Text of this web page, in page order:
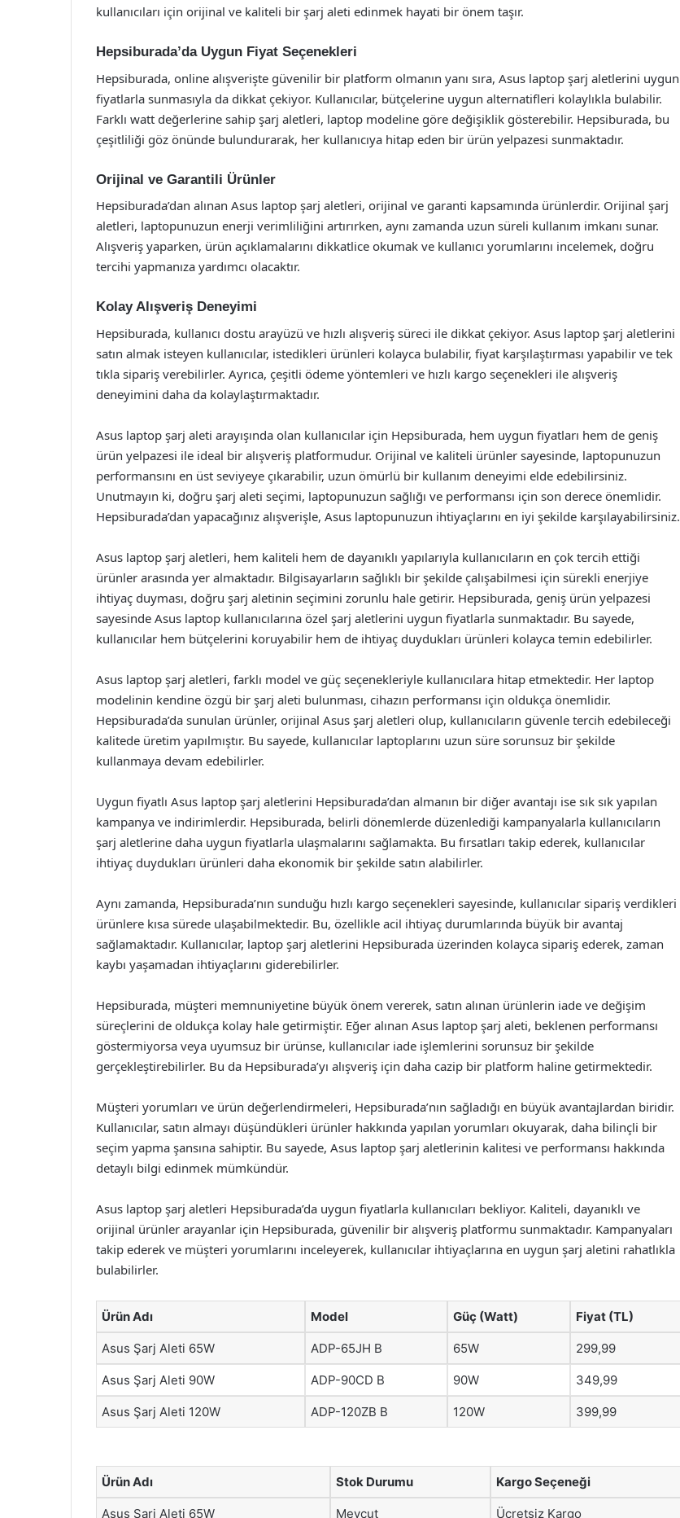
kullanıcıları için orijinal ve kaliteli bir şarj aleti edinmek hayati bir önem taşır.
Hepsiburada’da Uygun Fiyat Seçenekleri
Hepsiburada, online alışverişte güvenilir bir platform olmanın yanı sıra, Asus laptop şarj aletlerini uygun
fiyatlarla sunmasıyla da dikkat çekiyor. Kullanıcılar, bütçelerine uygun alternatifleri kolaylıkla bulabilir.
Farklı watt değerlerine sahip şarj aletleri, laptop modeline göre değişiklik gösterebilir. Hepsiburada, bu
çeşitliliği göz önünde bulundurarak, her kullanıcıya hitap eden bir ürün yelpazesi sunmaktadır.
Orijinal ve Garantili Ürünler
Hepsiburada’dan alınan Asus laptop şarj aletleri, orijinal ve garanti kapsamında ürünlerdir. Orijinal şarj
aletleri, laptopunuzun enerji verimliliğini artırırken, aynı zamanda uzun süreli kullanım imkanı sunar.
Alışveriş yaparken, ürün açıklamalarını dikkatlice okumak ve kullanıcı yorumlarını incelemek, doğru
tercihi yapmanıza yardımcı olacaktır.
Kolay Alışveriş Deneyimi
Hepsiburada, kullanıcı dostu arayüzü ve hızlı alışveriş süreci ile dikkat çekiyor. Asus laptop şarj aletlerini
satın almak isteyen kullanıcılar, istedikleri ürünleri kolayca bulabilir, fiyat karşılaştırması yapabilir ve tek
tıkla sipariş verebilirler. Ayrıca, çeşitli ödeme yöntemleri ve hızlı kargo seçenekleri ile alışveriş
deneyimini daha da kolaylaştırmaktadır.
Asus laptop şarj aleti arayışında olan kullanıcılar için Hepsiburada, hem uygun fiyatları hem de geniş
ürün yelpazesi ile ideal bir alışveriş platformudur. Orijinal ve kaliteli ürünler sayesinde, laptopunuzun
performansını en üst seviyeye çıkarabilir, uzun ömürlü bir kullanım deneyimi elde edebilirsiniz.
Unutmayın ki, doğru şarj aleti seçimi, laptopunuzun sağlığı ve performansı için son derece önemlidir.
Hepsiburada’dan yapacağınız alışverişle, Asus laptopunuzun ihtiyaçlarını en iyi şekilde karşılayabilirsiniz.
Asus laptop şarj aletleri, hem kaliteli hem de dayanıklı yapılarıyla kullanıcıların en çok tercih ettiği
ürünler arasında yer almaktadır. Bilgisayarların sağlıklı bir şekilde çalışabilmesi için sürekli enerjiye
ihtiyaç duyması, doğru şarj aletinin seçimini zorunlu hale getirir. Hepsiburada, geniş ürün yelpazesi
sayesinde Asus laptop kullanıcılarına özel şarj aletlerini uygun fiyatlarla sunmaktadır. Bu sayede,
kullanıcılar hem bütçelerini koruyabilir hem de ihtiyaç duydukları ürünleri kolayca temin edebilirler.
Asus laptop şarj aletleri, farklı model ve güç seçenekleriyle kullanıcılara hitap etmektedir. Her laptop
modelinin kendine özgü bir şarj aleti bulunması, cihazın performansı için oldukça önemlidir.
Hepsiburada’da sunulan ürünler, orijinal Asus şarj aletleri olup, kullanıcıların güvenle tercih edebileceği
kalitede üretim yapılmıştır. Bu sayede, kullanıcılar laptoplarını uzun süre sorunsuz bir şekilde
kullanmaya devam edebilirler.
Uygun fiyatlı Asus laptop şarj aletlerini Hepsiburada’dan almanın bir diğer avantajı ise sık sık yapılan
kampanya ve indirimlerdir. Hepsiburada, belirli dönemlerde düzenlediği kampanyalarla kullanıcıların
şarj aletlerine daha uygun fiyatlarla ulaşmalarını sağlamakta. Bu fırsatları takip ederek, kullanıcılar
ihtiyaç duydukları ürünleri daha ekonomik bir şekilde satın alabilirler.
Aynı zamanda, Hepsiburada’nın sunduğu hızlı kargo seçenekleri sayesinde, kullanıcılar sipariş verdikleri
ürünlere kısa sürede ulaşabilmektedir. Bu, özellikle acil ihtiyaç durumlarında büyük bir avantaj
sağlamaktadır. Kullanıcılar, laptop şarj aletlerini Hepsiburada üzerinden kolayca sipariş ederek, zaman
kaybı yaşamadan ihtiyaçlarını giderebilirler.
Hepsiburada, müşteri memnuniyetine büyük önem vererek, satın alınan ürünlerin iade ve değişim
süreçlerini de oldukça kolay hale getirmiştir. Eğer alınan Asus laptop şarj aleti, beklenen performansı
göstermiyorsa veya uyumsuz bir ürünse, kullanıcılar iade işlemlerini sorunsuz bir şekilde
gerçekleştirebilirler. Bu da Hepsiburada’yı alışveriş için daha cazip bir platform haline getirmektedir.
Müşteri yorumları ve ürün değerlendirmeleri, Hepsiburada’nın sağladığı en büyük avantajlardan biridir.
Kullanıcılar, satın almayı düşündükleri ürünler hakkında yapılan yorumları okuyarak, daha bilinçli bir
seçim yapma şansına sahiptir. Bu sayede, Asus laptop şarj aletlerinin kalitesi ve performansı hakkında
detaylı bilgi edinmek mümkündür.
Asus laptop şarj aletleri Hepsiburada’da uygun fiyatlarla kullanıcıları bekliyor. Kaliteli, dayanıklı ve
orijinal ürünler arayanlar için Hepsiburada, güvenilir bir alışveriş platformu sunmaktadır. Kampanyaları
takip ederek ve müşteri yorumlarını inceleyerek, kullanıcılar ihtiyaçlarına en uygun şarj aletini rahatlıkla
bulabilirler.
Ürün Adı Model Güç (Watt) Fiyat (TL)
Asus Şarj Aleti 65W ADP-65JH B 65W 299,99
Asus Şarj Aleti 90W ADP-90CD B 90W 349,99
Asus Şarj Aleti 120W ADP-120ZB B 120W 399,99
Ürün Adı Stok Durumu Kargo Seçeneği
Asus Şarj Aleti 65W Mevcut Ücretsiz Kargo